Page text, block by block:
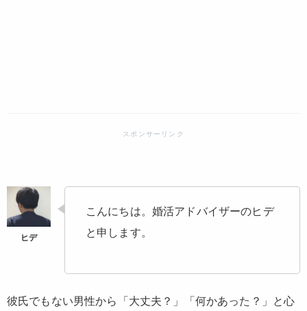
こんにちは。婚活アドバイザーのヒデ
と申します。
彼氏でもない男性から「大丈夫？」「何かあった？」と心